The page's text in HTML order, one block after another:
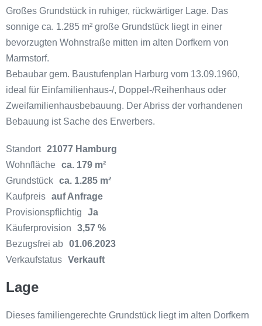
Großes Grundstück in ruhiger, rückwärtiger Lage. Das
sonnige ca. 1.285 m² große Grundstück liegt in einer
bevorzugten Wohnstraße mitten im alten Dorfkern von
Marmstorf.
Bebaubar gem. Baustufenplan Harburg vom 13.09.1960,
ideal für Einfamilienhaus-/, Doppel-/Reihenhaus oder
Zweifamilienhausbebauung. Der Abriss der vorhandenen
Bebauung ist Sache des Erwerbers.
Standort 21077 Hamburg
Wohnfläche ca. 179 m²
Grundstück ca. 1.285 m²
Kaufpreis auf Anfrage
Provisionspflichtig
Ja
Käuferprovision
3,57 %
Bezugsfrei ab 01.06.2023
Verkaufstatus Verkauft
Lage
Dieses familiengerechte Grundstück liegt im alten Dorfkern